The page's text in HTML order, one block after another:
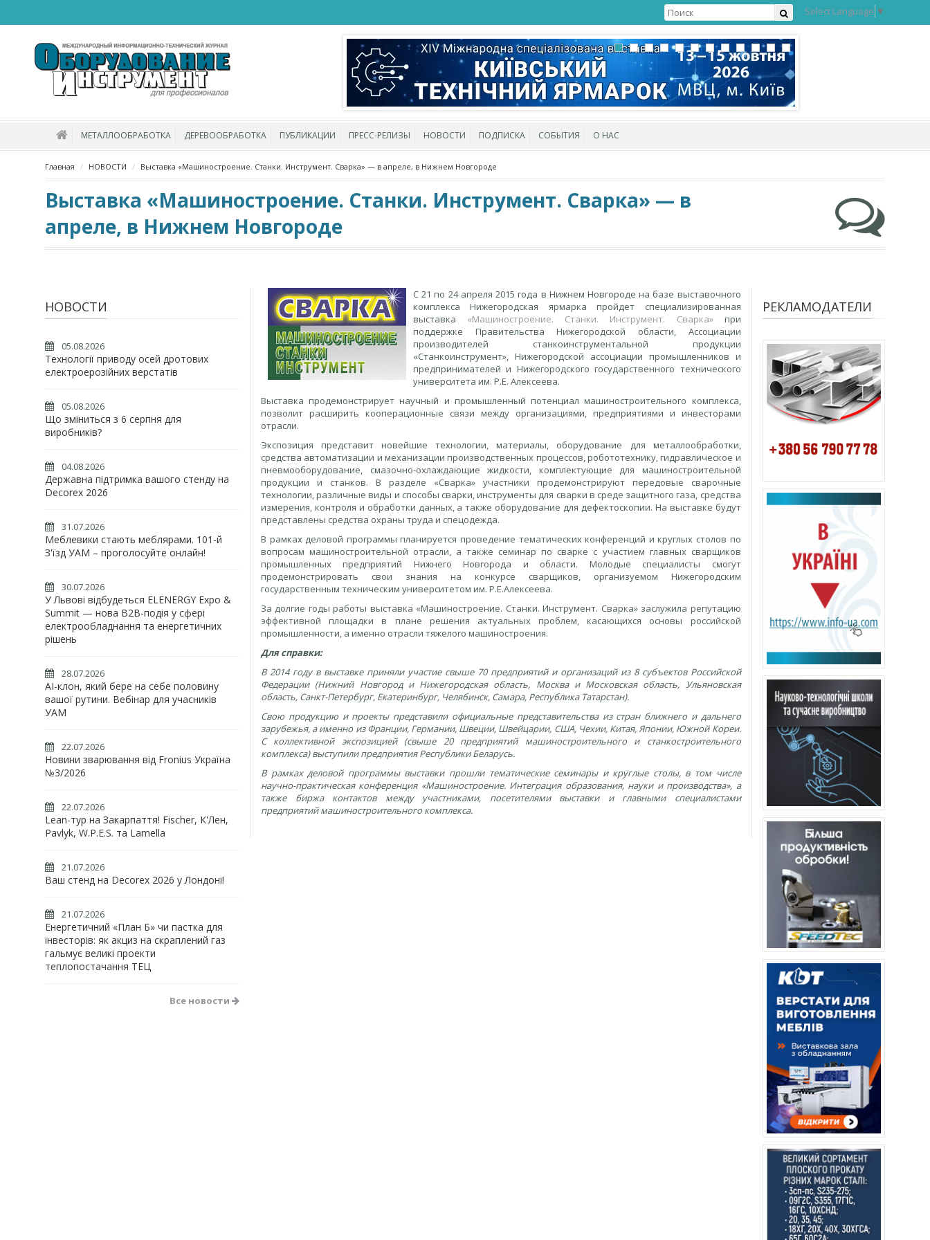
Select Language ▼
МЕТАЛЛООБРАБОТКА ДЕРЕВООБРАБОТКА ПУБЛИКАЦИИ ПРЕСС-РЕЛИЗЫ НОВОСТИ ПОДПИСКА СОБЫТИЯ О НАС
Главная НОВОСТИ Выставка «Машиностроение. Станки. Инструмент. Сварка» — в апреле, в Нижнем Новгороде
Выставка «Машиностроение. Станки. Инструмент. Сварка» — в
апреле, в Нижнем Новгороде
НОВОСТИ
05.08.2026
Технології приводу осей дротових
електроерозійних верстатів
05.08.2026
Що зміниться з 6 серпня для
виробників?
04.08.2026
Державна підтримка вашого стенду на
Decorex 2026
31.07.2026
Меблевики стають меблярами. 101-й
З'їзд УАМ – проголосуйте онлайн!
30.07.2026
У Львові відбудеться ELENERGY Expo &
Summit — нова B2B-подія у сфері
електрообладнання та енергетичних
рішень
28.07.2026
AI-клон, який бере на себе половину
вашої рутини. Вебінар для учасників
УАМ
22.07.2026
Новини зварювання від Fronius Україна
№3/2026
22.07.2026
Lean-тур на Закарпаття! Fischer, К'Лен,
Pavlyk, W.P.E.S. та Lamella
21.07.2026
Ваш стенд на Decorex 2026 у Лондоні!
21.07.2026
Енергетичний «План Б» чи пастка для
інвесторів: як акциз на скраплений газ
гальмує великі проекти
теплопостачання ТЕЦ
Все новости
С 21 по 24 апреля 2015 года в Нижнем Новгороде на базе выставочного
комплекса Нижегородская ярмарка пройдет специализированная
выставка «Машиностроение. Станки. Инструмент. Сварка»при
поддержке Правительства Нижегородской области, Ассоциации
производителей станкоинструментальной продукции
«Станкоинструмент», Нижегородской ассоциации промышленников и
предпринимателей и Нижегородского государственного технического
университета им. Р.Е. Алексеева.
Выставка продемонстрирует научный и промышленный потенциал машиностроительного комплекса,
позволит расширить кооперационные связи между организациями, предприятиями и инвесторами
отрасли.
Экспозиция представит новейшие технологии, материалы, оборудование для металлообработки,
средства автоматизации и механизации производственных процессов, робототехнику, гидравлическое и
пневмооборудование, смазочно-охлаждающие жидкости, комплектующие для машиностроительной
продукции и станков. В разделе «Сварка» участники продемонстрируют передовые сварочные
технологии, различные виды и способы сварки, инструменты для сварки в среде защитного газа, средства
измерения, контроля и обработки данных, а также оборудование для дефектоскопии. На выставке будут
представлены средства охраны труда и спецодежда.
В рамках деловой программы планируется проведение тематических конференций и круглых столов по
вопросам машиностроительной отрасли, а также семинар по сварке с участием главных сварщиков
промышленных предприятий Нижнего Новгорода и области. Молодые специалисты смогут
продемонстрировать свои знания на конкурсе сварщиков, организуемом Нижегородским
государственным техническим университетом им. Р.Е.Алексеева.
За долгие годы работы выставка «Машиностроение. Станки. Инструмент. Сварка» заслужила репутацию
эффективной площадки в плане решения актуальных проблем, касающихся основы российской
промышленности, а именно отрасли тяжелого машиностроения.
Для справки:
В 2014 году в выставке приняли участие свыше 70 предприятий и организаций из 8 субъектов Российской
Федерации (Нижний Новгород и Нижегородская область, Москва и Московская область, Ульяновская
область, Санкт-Петербург, Екатеринбург, Челябинск, Самара, Республика Татарстан).
Свою продукцию и проекты представили официальные представительства из стран ближнего и дальнего
зарубежья, а именно из Франции, Германии, Швеции, Швейцарии, США, Чехии, Китая, Японии, Южной Кореи.
С коллективной экспозицией (свыше 20 предприятий машиностроительного и станкостроительного
комплекса) выступили предприятия Республики Беларусь.
В рамках деловой программы выставки прошли тематические семинары и круглые столы, в том числе
научно-практическая конференция «Машиностроение. Интеграция образования, науки и производства», а
также биржа контактов между участниками, посетителями выставки и главными специалистами
предприятий машиностроительного комплекса.
РЕКЛАМОДАТЕЛИ